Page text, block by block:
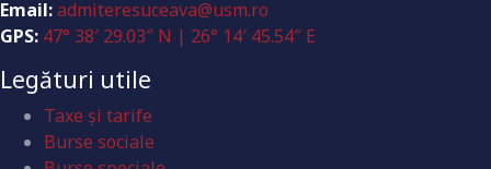
Email:admiteresuceava@usm.ro
GPS: 47° 38′ 29.03″ N | 26° 14′ 45.54″ E
Legături utile
Taxe și tarife
Burse sociale